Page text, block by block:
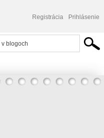
Registrácia Prihlásenie